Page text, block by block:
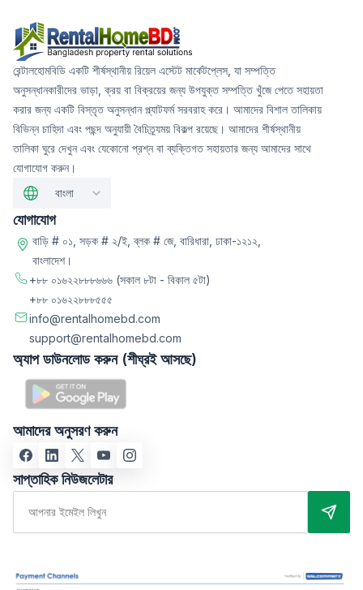
রেন্টালহোমবিডি একটি শীর্ষস্থানীয় রিয়েল এস্টেট মার্কেটপ্লেস, যা সম্পত্তি
অনুসন্ধানকারীদের ভাড়া, ক্রয় বা বিক্রয়ের জন্য উপযুক্ত সম্পত্তি খুঁজে পেতে সহায়তা
করার জন্য একটি বিস্তৃত অনুসন্ধান প্ল্যাটফর্ম সরবরাহ করে। আমাদের বিশাল তালিকায়
বিভিন্ন চাহিদা এবং পছন্দ অনুযায়ী বৈচিত্র্যময় বিকল্প রয়েছে। আমাদের শীর্ষস্থানীয়
তালিকা ঘুরে দেখুন এবং যেকোনো প্রশ্ন বা ব্যক্তিগত সহায়তার জন্য আমাদের সাথে
যোগাযোগ করুন।
বাংলা
যোগাযোগ
বাড়ি # ০১, সড়ক # ২/ই, ব্লক # জে, বারিধারা, ঢাকা-১২১২,
বাংলাদেশ।
+৮৮ ০১৬২২৮৮৮৬৬৬ (সকাল ৮টা - বিকাল ৫টা)
+৮৮ ০১৬২২৮৮৮৫৫৫
info@rentalhomebd.com
support@rentalhomebd.com
অ্যাপ ডাউনলোড করুন (শীঘ্রই আসছে)
আমাদের অনুসরণ করুন
সাপ্তাহিক নিউজলেটার